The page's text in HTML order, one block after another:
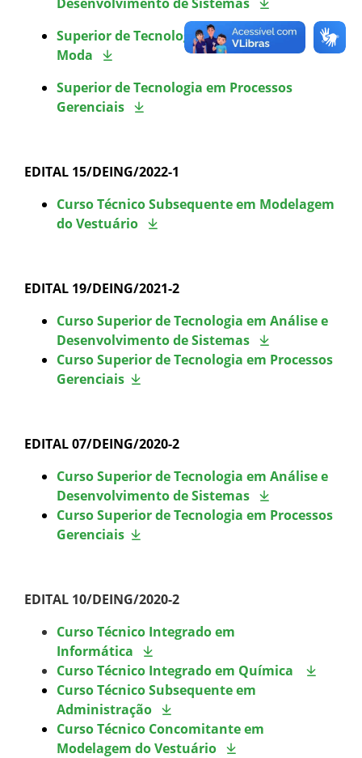
Provas e Gabaritos
Superior de Tecnologia em Design de
Moda
Superior de Tecnologia em Processos
Gerenciais
EDITAL 15/DEING/2022-1
Curso Técnico Subsequente em Modelagem
do Vestuário
EDITAL 19/DEING/2021-2
Curso Superior de Tecnologia em Análise e
Desenvolvimento de Sistemas
Curso Superior de Tecnologia em Processos
Gerenciais
EDITAL 07/DEING/2020-2
Curso Superior de Tecnologia em Análise e
Desenvolvimento de Sistemas
Curso Superior de Tecnologia em Processos
Gerenciais
EDITAL 10/DEING/2020-2
Curso Técnico Integrado em
Informática
Curso Técnico Integrado em Química
Curso Técnico Subsequente em
Administração
Curso Técnico Concomitante em
Modelagem do Vestuário